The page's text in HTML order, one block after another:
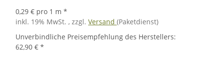
0,29 € pro 1 m *
inkl. 19% MwSt. , zzgl. Versand (Paketdienst)
Unverbindliche Preisempfehlung des Herstellers:
62,90 € *